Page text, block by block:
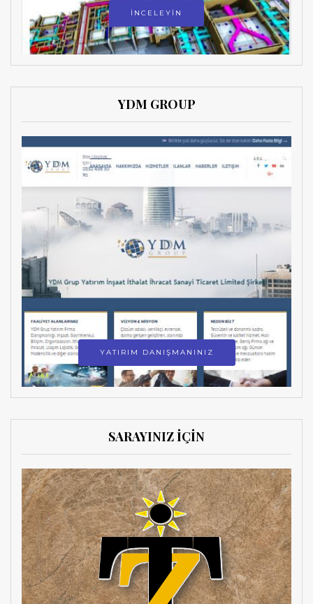
İNCELEYİN
YDM GROUP
YATIRIM DANIŞMANINIZ
SARAYINIZ İÇİN